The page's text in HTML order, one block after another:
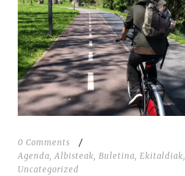
0 Comments
/
Agenda, Albisteak, Buletina, Ekitaldiak,
Uncategorized